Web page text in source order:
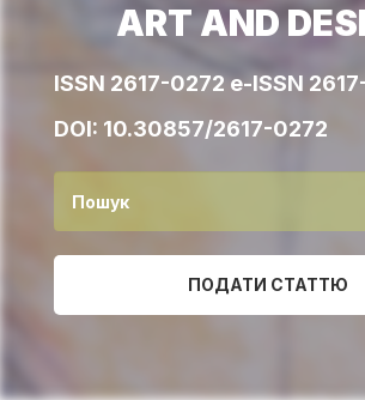
ART AND
ISSN 2617-0272 e-ISSN
DOI: 10.30857/2617-0272
ПОДАТИ СТАТТЮ